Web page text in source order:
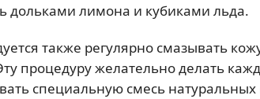
дольками лимона и кубиками льда.
также регулярно смазывать
процедуру желательно делать
специальную смесь